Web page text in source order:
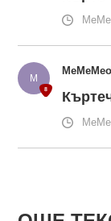
MeMeMeol